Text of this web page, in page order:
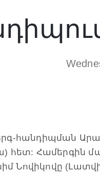
հանդիպման
հետ: Համերգին
Նովիկովը